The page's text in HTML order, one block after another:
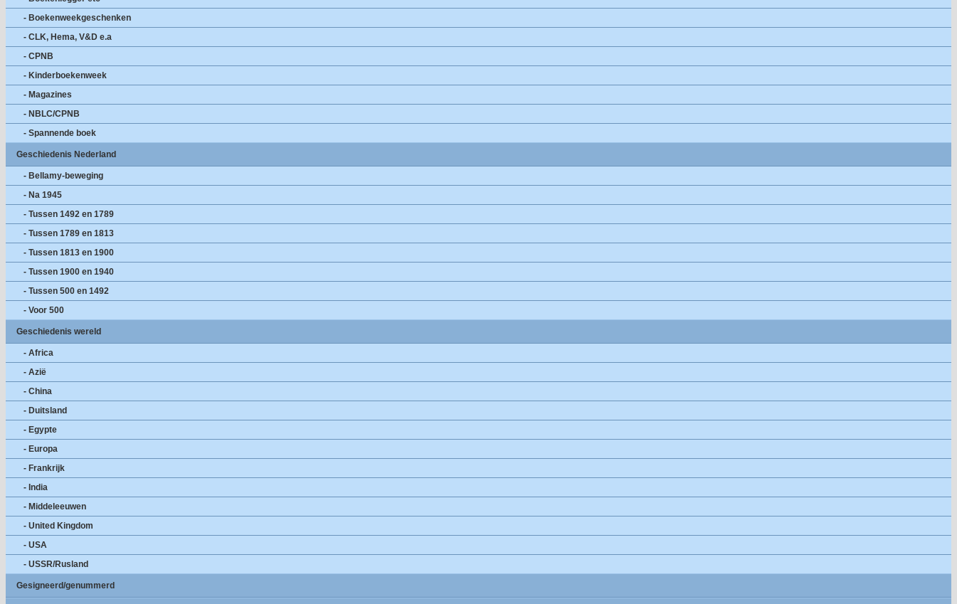
- Boekenweekgeschenken
- CLK, Hema, V&D e.a
- CPNB
- Kinderboekenweek
- Magazines
- NBLC/CPNB
- Spannende boek
Geschiedenis Nederland
- Bellamy-beweging
- Na 1945
- Tussen 1492 en 1789
- Tussen 1789 en 1813
- Tussen 1813 en 1900
- Tussen 1900 en 1940
- Tussen 500 en 1492
- Voor 500
Geschiedenis wereld
- Africa
- Azië
- China
- Duitsland
- Egypte
- Europa
- Frankrijk
- India
- Middeleeuwen
- United Kingdom
- USA
- USSR/Rusland
Gesigneerd/genummerd